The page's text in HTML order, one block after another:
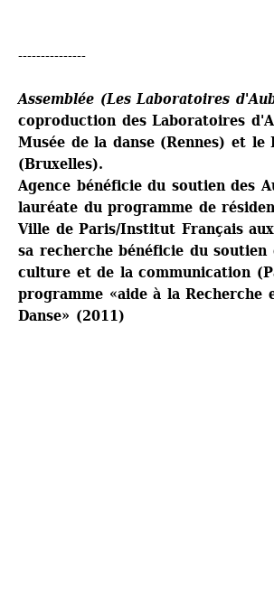
---------------
Assemblée (Les Laboratoires
coproduction des Laboratoires
Musée de la danse (Rennes) et le
(Bruxelles).
Agence bénéficie du soutien des
lauréate du programme de
Ville de Paris/Institut Français
sa recherche bénéficie du
culture et de la communication
programme «aide à la Recherche
Danse» (2011)